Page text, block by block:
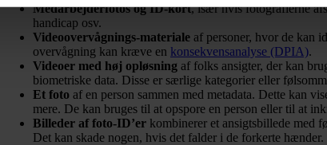
Medarbejderfotos og ID-kort, især hvis fotografierne
handicap osv.
Videoovervågnings-materiale af personer, hvor de kan
overvågning kan kræve en konsekvensanalyse (DPIA).
Videoer med høj opløsning af folks ansigter, der kan
biometriske data. Disse er særlige kategorier eller
Et foto af en person sammen med metadata. Dette kan
mere. De kan bruges til at opspore en person eller til at
Billeder af foto-ID’er kombinerer et ansigtsbillede med
Det kan skade nogen, hvis det falder i de forkerte hænder.